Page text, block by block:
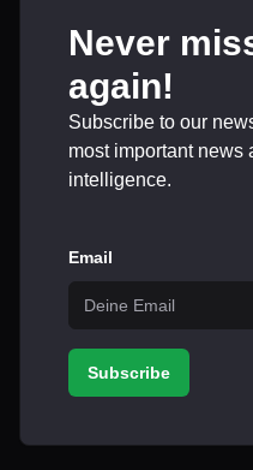
Never
again!
Subscribe to our
most important news
intelligence.
Email
Subscribe